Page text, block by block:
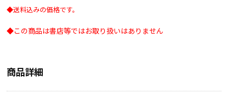
◆送料込みの価格です。
◆この商品は書店等ではお取り扱いはありません
商品詳細